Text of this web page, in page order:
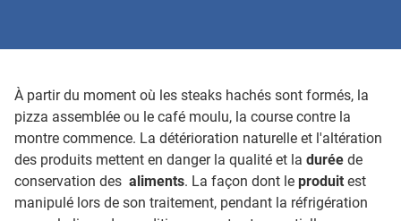
À partir du moment où les steaks hachés sont formés, la
pizza assemblée ou le café moulu, la course contre la
montre commence. La détérioration naturelle et l'altération
des produits mettent en danger la qualité et la durée de
conservation des aliments. La façon dont le produit est
manipulé lors de son traitement, pendant la réfrigération